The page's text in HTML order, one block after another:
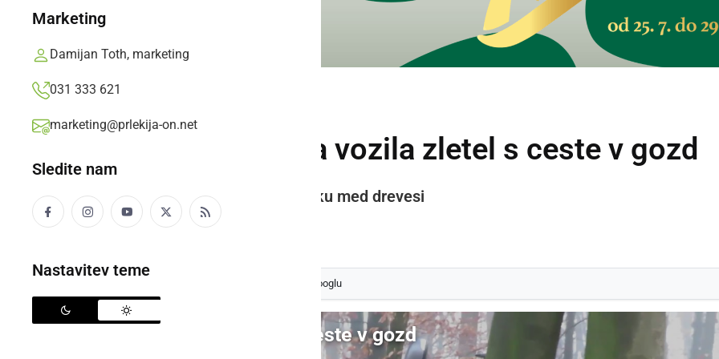
Marketing
Damijan Toth, marketing
031 333 621
marketing@prlekija-on.net
Sledite nam
Nastavitev teme
Voznik osebnega vozila zletel s ceste v gozd
Vozilo je pristalo v gozdu na boku med drevesi
Prlekija-on.net,torek, 27. december 2016 ob 09:42
kot svoj prednostni vir na Googlu
Video: Voznik zletel s ceste v gozd